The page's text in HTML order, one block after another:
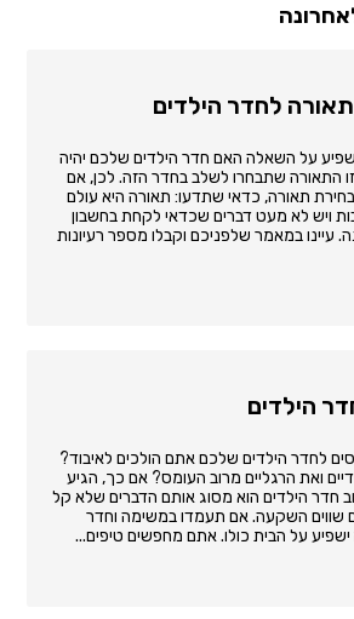
לחדר הילדים
על השאלה האם חדר הילדים שלכם יהיה
התאורה שתבחרו לשלב בחדר הזה. לכן, אם
תאורה, כדאי שתדעו: תאורה היא עולם
ויש לא מעט דברים שכדאי לקחת בחשבון
עיינו במאמר שלפניכם וקבלו מספר רעיונות
הילדים
לחדר הילדים שלכם אתם הולכים לאיבוד?
ואת הרגליים מרוב העומס? אם כך, הגיע
חדר הילדים הוא מסוג אותם הדברים שלא קל
שווים השקעה. אם תעמדו במשימה וחדר
ישפיע על הבית כולו. אתם מחפשים טיפים...